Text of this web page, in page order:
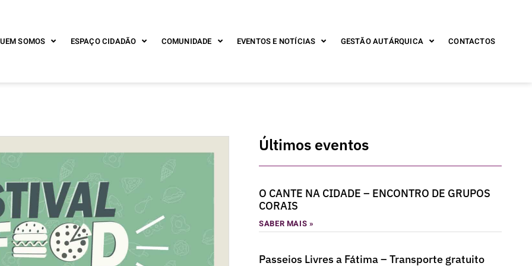
SOMOS ESPAÇO CIDADÃO COMUNIDADE EVENTOS E NOTÍCIAS GESTÃO AUTÁRQUICA CONTACTOS
Últimos eventos
O CANTE NA CIDADE – ENCONTRO DE GRUPOS
CORAIS
SABER MAIS »
Passeios Livres a Fátima – Transporte gratuito